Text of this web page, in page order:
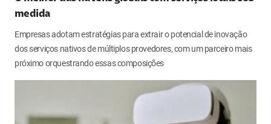
medida
Empresas adotam estratégias para extrair o potencial de inovação
dos serviços nativos de múltiplos provedores, com um parceiro mais
próximo orquestrando essas composições